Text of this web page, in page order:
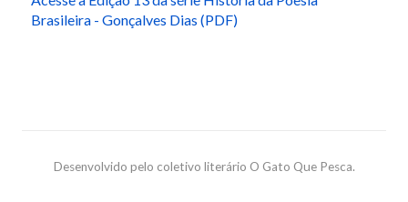
Brasileira - Gonçalves Dias (PDF)
Desenvolvido pelo coletivo literário O Gato Que Pesca.